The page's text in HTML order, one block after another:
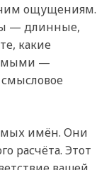
ощущениям.
— длинные,
какие
—
имён. Они
расчёта. Этот